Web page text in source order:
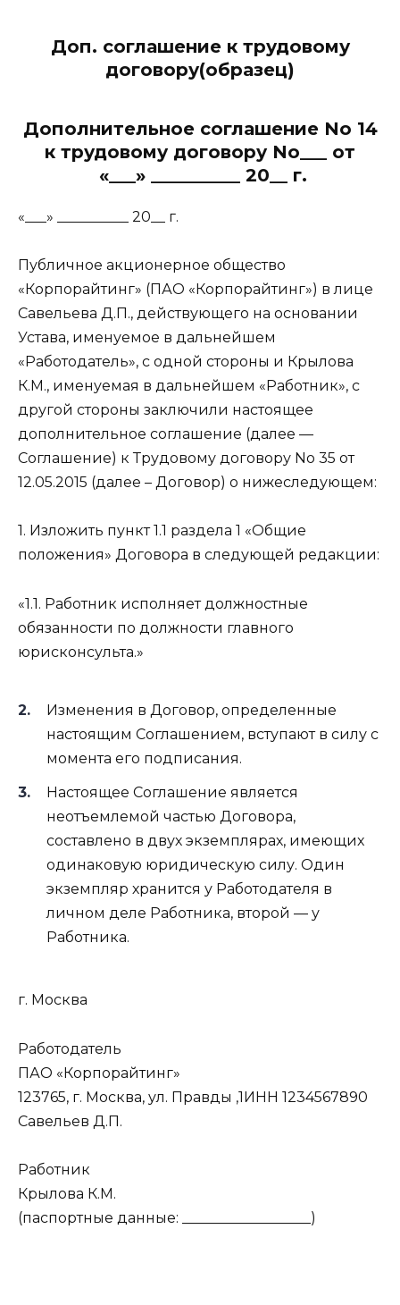
Доп. соглашение к трудовому
договору(образец)
Дополнительное соглашение No 14
к трудовому договору No___ от
«___» __________ 20__ г.
«___» __________ 20__ г.
Публичное акционерное общество
«Корпорайтинг» (ПАО «Корпорайтинг») в лице
Савельева Д.П., действующего на основании
Устава, именуемое в дальнейшем
«Работодатель», с одной стороны и Крылова
К.М., именуемая в дальнейшем «Работник», с
другой стороны заключили настоящее
дополнительное соглашение (далее —
Соглашение) к Трудовому договору No 35 от
12.05.2015 (далее – Договор) о нижеследующем:
1. Изложить пункт 1.1 раздела 1 «Общие
положения» Договора в следующей редакции:
«1.1. Работник исполняет должностные
обязанности по должности главного
юрисконсульта.»
Изменения в Договор, определенные
настоящим Соглашением, вступают в силу с
момента его подписания.
Настоящее Соглашение является
неотъемлемой частью Договора,
составлено в двух экземплярах, имеющих
одинаковую юридическую силу. Один
экземпляр хранится у Работодателя в
личном деле Работника, второй — у
Работника.
г. Москва
Работодатель
ПАО «Корпорайтинг»
123765, г. Москва, ул. Правды ,1ИНН 1234567890
Савельев Д.П.
Работник
Крылова К.М.
(паспортные данные: __________________)